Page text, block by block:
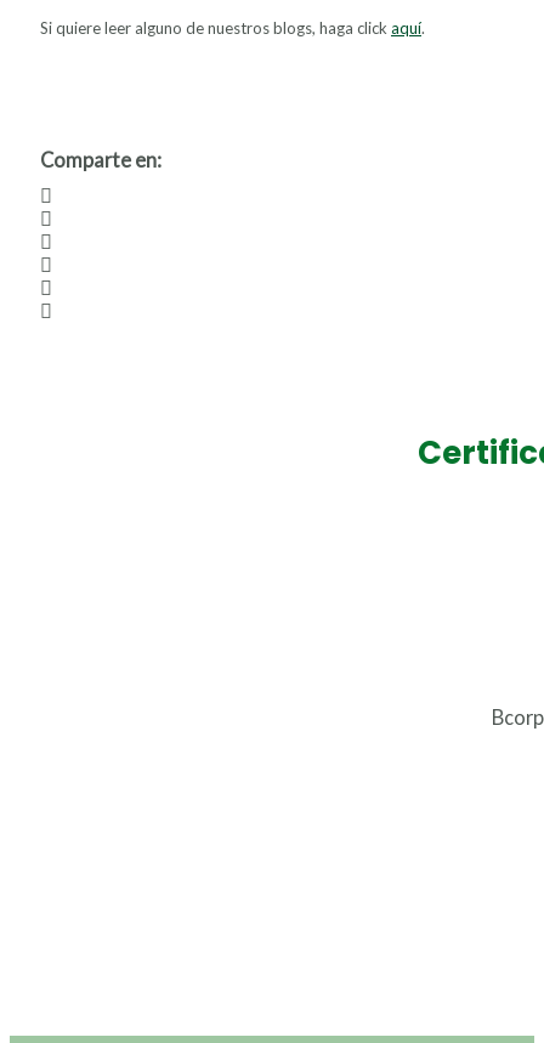
Si quiere leer alguno de nuestros blogs, haga click aquí.
Comparte en:
Bcorp